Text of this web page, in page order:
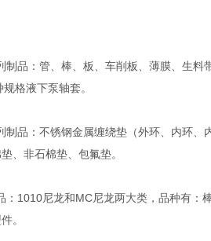
品：管、棒、板、车削板、薄膜、生料
格液下泵轴套。
品：不锈钢金属缠绕垫（外环、内环、
、非石棉垫、包氟垫。
1010尼龙和MC尼龙两大类，品种有：
。